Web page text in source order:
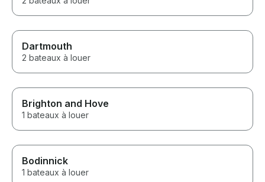
Dartmouth
2 bateaux à louer
Brighton and Hove
1 bateaux à louer
Bodinnick
1 bateaux à louer